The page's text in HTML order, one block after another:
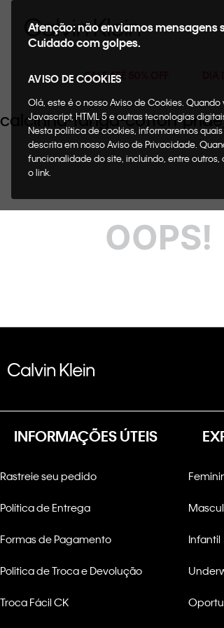
SALE ATÉ 50% OFF
Atenção: não enviamos
Cuidado com golpes.
AVISO DE COOKIES
Olá, este é o nosso Aviso de Cookies.
Javascript, HTML 5 e outras tecnologias
Nesta política de cookies, informaremos
descrita em nosso Aviso de Privacidade.
funcionalidade do site, incluindo, entre
o link.
calcinha-tanga-cotton-
OOPS!
INFORMAÇÕES ÚTEIS
Rastreie seu pedido
Política de Entrega
Formas de Pagamento
Politica de Troca e Devolução
Troca Fácil CK
Infantil